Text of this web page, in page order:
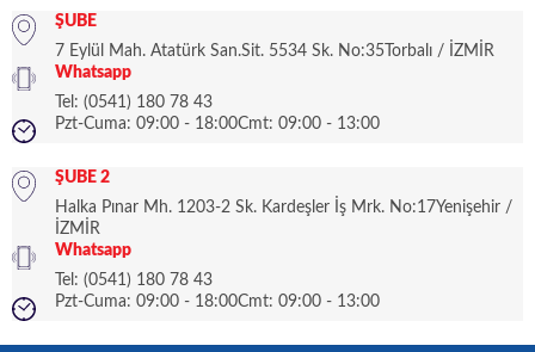
ŞUBE
7 Eylül Mah. Atatürk San.Sit. 5534 Sk. No:35Torbalı / İZMİR
Whatsapp
Tel: (0541) 180 78 43
Pzt-Cuma: 09:00 - 18:00Cmt: 09:00 - 13:00
ŞUBE 2
Halka Pınar Mh. 1203-2 Sk. Kardeşler İş Mrk. No:17Yenişehir /
İZMİR
Whatsapp
Tel: (0541) 180 78 43
Pzt-Cuma: 09:00 - 18:00Cmt: 09:00 - 13:00